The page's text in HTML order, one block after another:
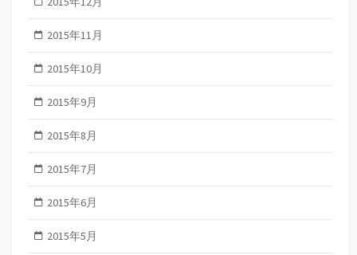
2015年11月
2015年10月
2015年9月
2015年8月
2015年7月
2015年6月
2015年5月